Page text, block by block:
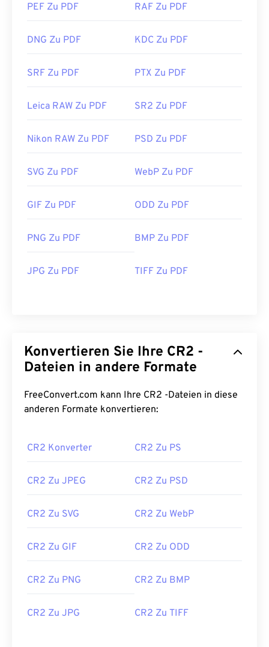
PEF Zu PDF RAF Zu PDF
DNG Zu PDF KDC Zu PDF
SRF Zu PDF PTX Zu PDF
Leica RAW Zu PDF SR2 Zu PDF
Nikon RAW Zu PDF PSD Zu PDF
SVG Zu PDF WebP Zu PDF
GIF Zu PDF ODD Zu PDF
PNG Zu PDF BMP Zu PDF
JPG Zu PDF TIFF Zu PDF
Konvertieren Sie Ihre CR2 -
Dateien in andere Formate
FreeConvert.com kann Ihre CR2 -Dateien in diese
anderen Formate konvertieren:
CR2 Konverter CR2 Zu PS
CR2 Zu JPEG CR2 Zu PSD
CR2 Zu SVG CR2 Zu WebP
CR2 Zu GIF CR2 Zu ODD
CR2 Zu PNG CR2 Zu BMP
CR2 Zu JPG CR2 Zu TIFF